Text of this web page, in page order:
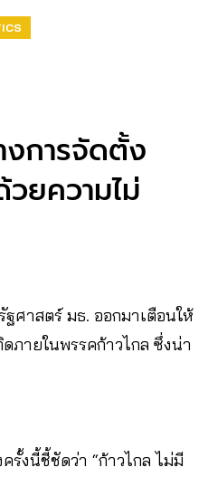
งการจัดตั้ง
ยความไม่
ศาสตร์ มธ. ออกมาเตือนให้
ภายในพรรคก้าวไกล ซึ่งน่า
รั้งนี้ชี้ชัดว่า “ก้าวไกล ไม่มี